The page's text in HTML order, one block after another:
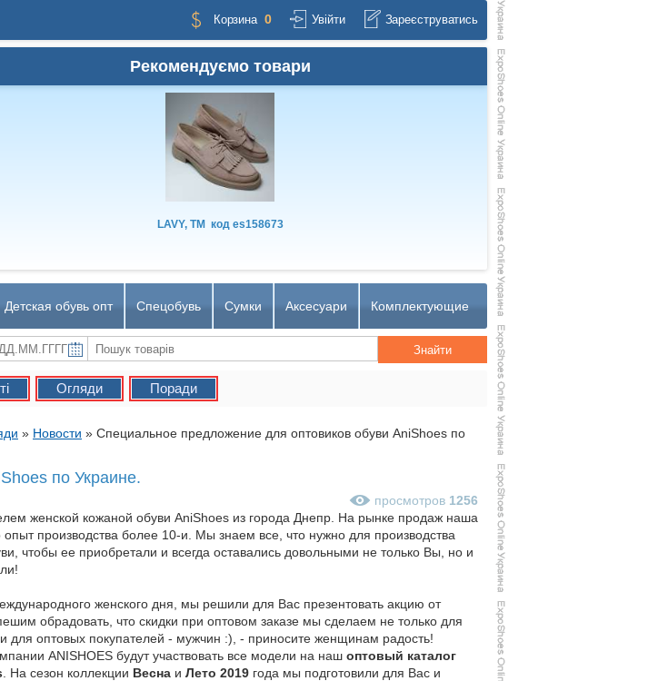
Корзина 0 Увійти Зареєструватись
Рекомендуємо товари
LAVY, TM кодes158673
Детская обувь опт Спецобувь Сумки Аксесуари Комплектующие
Огляди Поради
» Новости » Специальное предложение для оптовиков обуви AniShoes по
по Украине.
просмотров 1256
женской кожаной обуви AniShoes из города Днепр. На рынке продаж наша
производства более 10-и. Мы знаем все, что нужно для производства
чтобы ее приобретали и всегда оставались довольными не только Вы, но и
женского дня, мы решили для Вас презентовать акцию от
обрадовать, что скидки при оптовом заказе мы сделаем не только для
оптовых покупателей - мужчин :), - приносите женщинам радость!
ANISHOES будут участвовать все модели на наш оптовый каталог
. На сезон коллекции Весна и Лето 2019 года мы подготовили для Вас и